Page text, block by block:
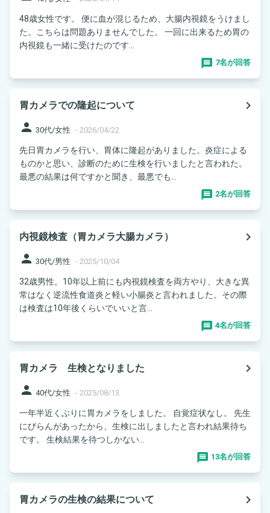
48歳女性です。 便に血が混じるため、大腸内視鏡をうけまし
た。こちらは問題ありませんでした。 一回に出来るため胃の
内視鏡も一緒に受けたのです...
7名が回答
胃カメラでの隆起について
navigate_next
person 30代/女性 - 2026/04/22
先日胃カメラを行い、胃体に隆起がありました。炎症による
ものかと思い、診断のために生検を行いましたと言われた。
最悪の結果は何ですかと聞き、最悪でも...
2名が回答
内視鏡検査（胃カメラ大腸カメラ）
navigate_next
person 30代/男性 - 2025/10/04
32歳男性。10年以上前にも内視鏡検査を両方やり、大きな異
常はなく逆流性食道炎と軽い小腸炎と言われました。その際
は検査は10年後くらいでいいと言...
4名が回答
胃カメラ 生検となりました
navigate_next
person 40代/女性 - 2025/08/13
一年半近くぶりに胃カメラをしました。 自覚症状なし。 先生
にびらんがあったから、生検に出しましたと言われ結果待ち
です。 生検結果を待つしかない...
13名が回答
胃カメラの生検の結果について
navigate_next